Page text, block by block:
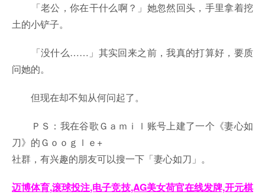
「老公，你在干什么啊？」她忽然回头，手里拿着挖
土的小铲子。
「没什么……」其实回来之前，我真的打算好，要质
问她的。
但现在却不知从何问起了。
ＰＳ：我在谷歌Ｇａｍｉｌ账号上建了一个《妻心如
刀》的Ｇｏｏｇｌｅ+
社群，有兴趣的朋友可以搜一下「妻心如刀」。
迈博体育,滚球投注,电子竞技,AG美女荷官在线发牌,开元棋